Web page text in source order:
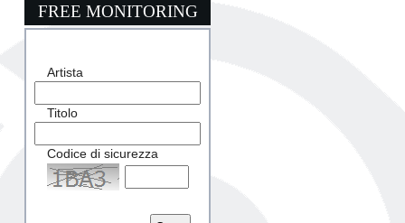
FREE MONITORING
Artista
Titolo
Codice di sicurezza
Captcha